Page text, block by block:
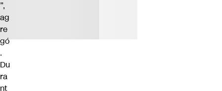
”,
ag
re
gó
.
Du
ra
nt